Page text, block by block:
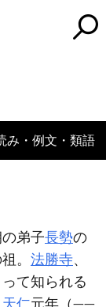
み・例文・類語
弟子長勢の
。 法勝寺、
て知られる
天仁元年（